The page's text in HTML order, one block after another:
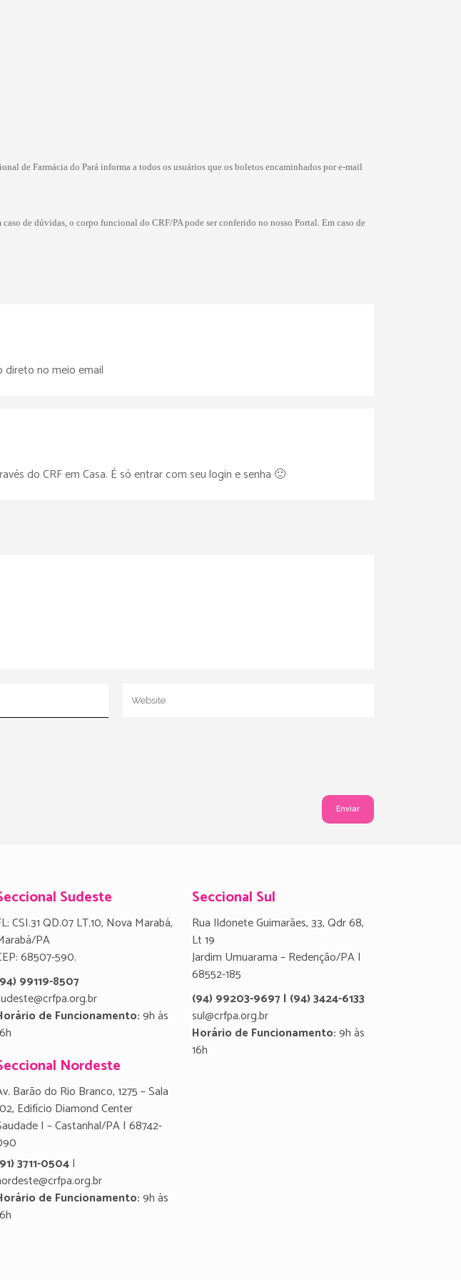
de Farmácia do Pará informa a todos os usuários que os boletos encaminhados por e-mail
de dúvidas, o corpo funcional do CRF/PA pode ser conferido no nosso Portal. Em caso de
direto no meio email
do CRF em Casa. É só entrar com seu login e senha 🙂
Sudeste
CSI.31 QD.07 LT.10, Nova Marabá,
PA
68507-590.
99119-8507
de Funcionamento:9h às
Nordeste
Barão do Rio Branco, 1275 – Sala
Edifício Diamond Center
I – Castanhal/PA | 68742-
3711-0504|
de Funcionamento:9h às
Seccional Sul
Rua Ildonete Guimarães, 33, Qdr 68,
Lt 19
Jardim Umuarama – Redenção/PA |
68552-185
(94) 99203-9697 | (94) 3424-6133
sul@crfpa.org.br
Horário de Funcionamento:9h às
16h